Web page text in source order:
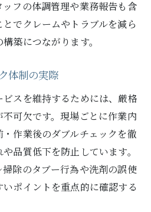
フの体調管理や業務報告も含
でクレームやトラブルを減ら
築につながります。
体制の実際
スを維持するためには、厳格
可欠です。現場ごとに作業内
作業後のダブルチェックを徹
品質低下を防止しています。
除のタブー行為や洗剤の誤使
ポイントを重点的に確認する